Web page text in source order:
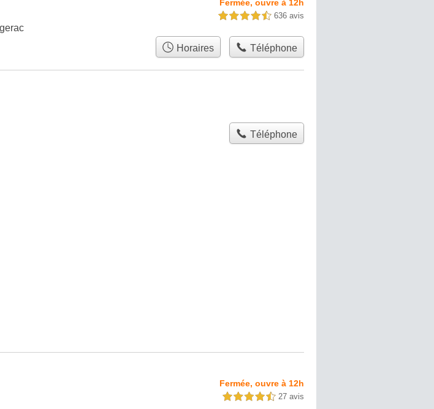
Fermée, ouvre à 12h
4,5 étoiles sur 5 636 avis
Horaires Téléphone
Téléphone
Fermée, ouvre à 12h
4,5 étoiles sur 5 27 avis